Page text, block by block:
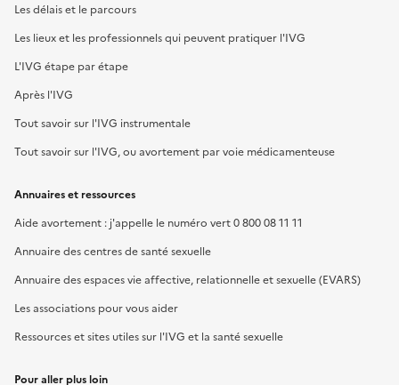
Les délais et le parcours
Les lieux et les professionnels qui peuvent pratiquer l'IVG
L'IVG étape par étape
Après l'IVG
Tout savoir sur l'IVG instrumentale
Tout savoir sur l'IVG, ou avortement par voie médicamenteuse
Annuaires et ressources
Aide avortement : j'appelle le numéro vert 0 800 08 11 11
Annuaire des centres de santé sexuelle
Annuaire des espaces vie affective, relationnelle et sexuelle (EVARS)
Les associations pour vous aider
Ressources et sites utiles sur l'IVG et la santé sexuelle
Pour aller plus loin